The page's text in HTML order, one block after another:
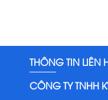
THÔNG TIN LIÊN
CÔNG TY TNHH